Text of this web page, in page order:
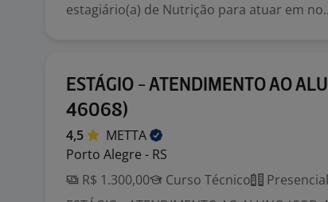
estagiário(a) de Nutrição para atuar em
ESTÁGIO - ATENDIMENTO AO
46068)
4,5
METTA
Porto Alegre - RS
R$ 1.300,00
Curso Técnico
Presencial